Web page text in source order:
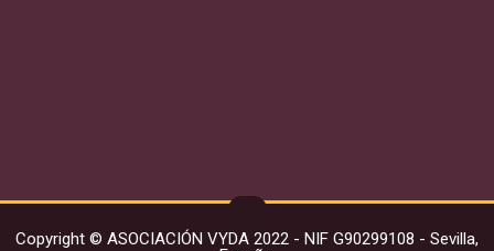
Copyright © ASOCIACIÓN VYDA 2022 - NIF G90299108 - Sevilla,